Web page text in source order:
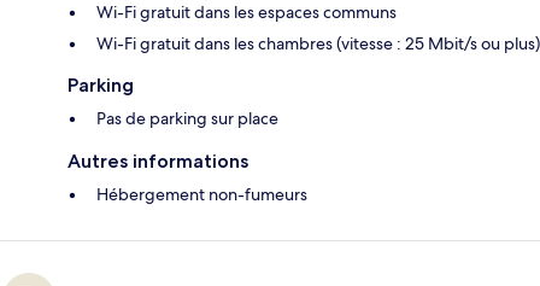
Wi-Fi gratuit dans les espaces communs
Wi-Fi gratuit dans les chambres (vitesse : 25 Mbit/s ou plus)
Parking
Pas de parking sur place
Autres informations
Hébergement non-fumeurs